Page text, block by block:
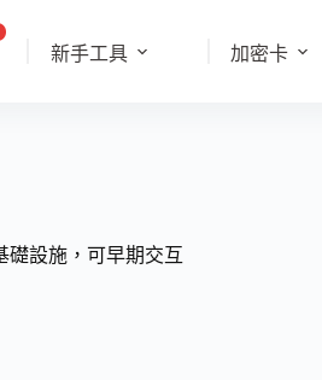
新手工具 加密卡
礎設施，可早期交互